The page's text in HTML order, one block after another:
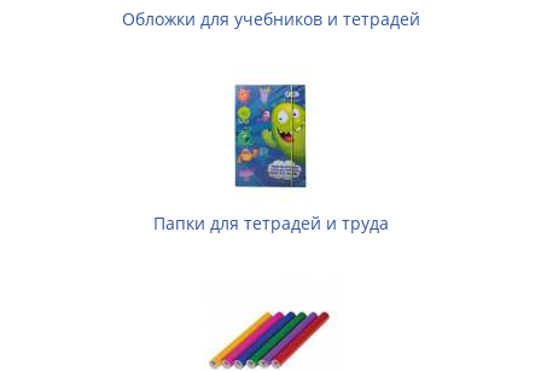
Обложки для учебников и тетрадей
Папки для тетрадей и труда